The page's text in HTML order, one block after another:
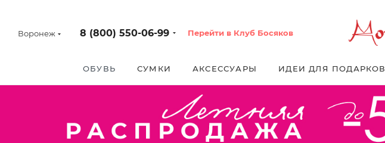
Воронеж 8 (800) 550-06-99 Перейти в Клуб Босяков
ОБУВЬ СУМКИ АКСЕССУАРЫ ИДЕИ ДЛЯ ПОДАРКОВ